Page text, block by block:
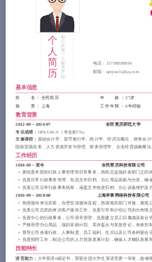
个
人
简
历
细
心
从
每
一
个
细
节
开
始
电话： 15788888884
邮箱： qmjianli@qq.com
基本信息
姓 名 ： 全民简历 年 龄 ： 27岁
籍 贯 ： 上海 工作年限 ： 6年经验
教育背景
2012-09 ~ 2016-07 全民简历师范大学
专业成绩： GPA 3.66/4 （专业前5%）
主修课程： 基础会计学、货币银行学、统计学、经济法概论、财务会
国际贸易实务、人力资源开发与管理、财务管理学、企业经营战略概论
工作经历
2018-09 ~ 至今 全民简历科技有限公司
拥负责本部的行政人事管理和日常事务，协助总监搞好各部门之间
负责日常行政事务管理，包括文件归档、办公用品采购与分发，确
负责公司日常行政事务统筹，涵盖文件收发归档、办公设备维护及
2016-09 ~ 2018-08 上海斧掌网络科技有限公司
热情接待来访宾客，合理安排接待流程，协调相关部门对接，展现
负责公司总部的来访客户接待工作，负责引导和介绍公司的分布情
负责中心的行政事务，公司班车管理、负责建立员工归属感及前台
严格管理办公用品，做好采购计划、库存盘点与发放登记，有效控
督导公司各项行政、人事制度、员工福利、生日以及公司各种宴会
负责招聘工作，制定公司的人力资源发展计划，确保人才梯队发展
技能特长
语言能力： 大学英语6级证书，荣获全国大学生英语竞赛一等奖，能够